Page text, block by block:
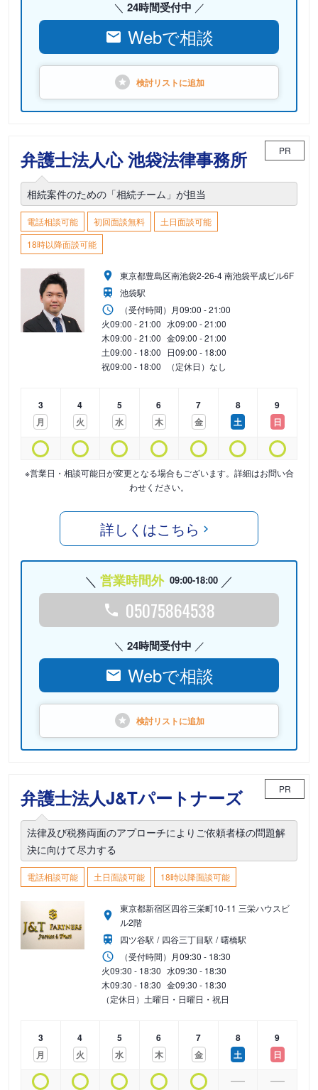
24時間受付中
Webで相談
検討リストに追加
弁護士法人心 池袋法律事務所 PR
相続案件のための「相続チーム」が担当
電話相談可能 初回面談無料
土日面談可能
18時以降面談可能
東京都豊島区南池袋2-26-4 南池袋平成ビル6F
池袋駅
（受付時間） 月09:00 - 21:00
火09:00 - 21:00 水09:00 - 21:00
木09:00 - 21:00 金09:00 - 21:00
土09:00 - 18:00 日09:00 - 18:00
祝09:00 - 18:00 （定休日）なし
3
月
4
火
5
水
6
木
7
金
8
土
9
日
※営業日・相談可能日が変更となる場合もございます。詳細はお問い合
わせください。
詳しくはこちら
営業時間外 09:00-18:00
05075864538
24時間受付中
Webで相談
検討リストに追加
弁護士法人J&Tパートナーズ PR
法律及び税務両面のアプローチによりご依頼者様の問題解
決に向けて尽力する
電話相談可能 土日面談可能 18時以降面談可能
東京都新宿区四谷三栄町10-11 三栄ハウスビ
ル2階
四ツ谷駅
四谷三丁目駅
曙橋駅
（受付時間） 月09:30 - 18:30
火09:30 - 18:30 水09:30 - 18:30
木09:30 - 18:30 金09:30 - 18:30
（定休日）土曜日・日曜日・祝日
3
月
4
火
5
水
6
木
7
金
8
土
9
日